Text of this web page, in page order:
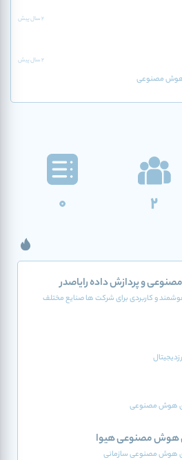
2 سال پیش
2 سال پیش
هوش مصنوعی
2
0
و پردازش داده رایاصدر
و کاربردی برای شرکت ها صنایع مختلف
هوش مصنوعی
هوش مصنوعی هیوا
هوش مصنوعی سازمانی